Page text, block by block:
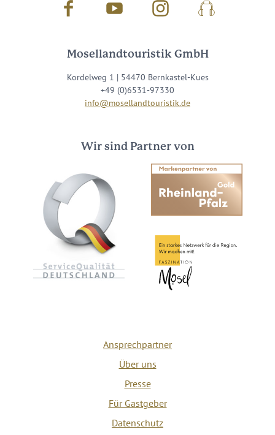
Facebook Youtube InstagramPodcast
Mosellandtouristik GmbH
Kordelweg 1 | 54470 Bernkastel-Kues
+49 (0)6531-97330
info@mosellandtouristik.de
Wir sind Partner von
Ansprechpartner
Über uns
Presse
Für Gastgeber
Datenschutz